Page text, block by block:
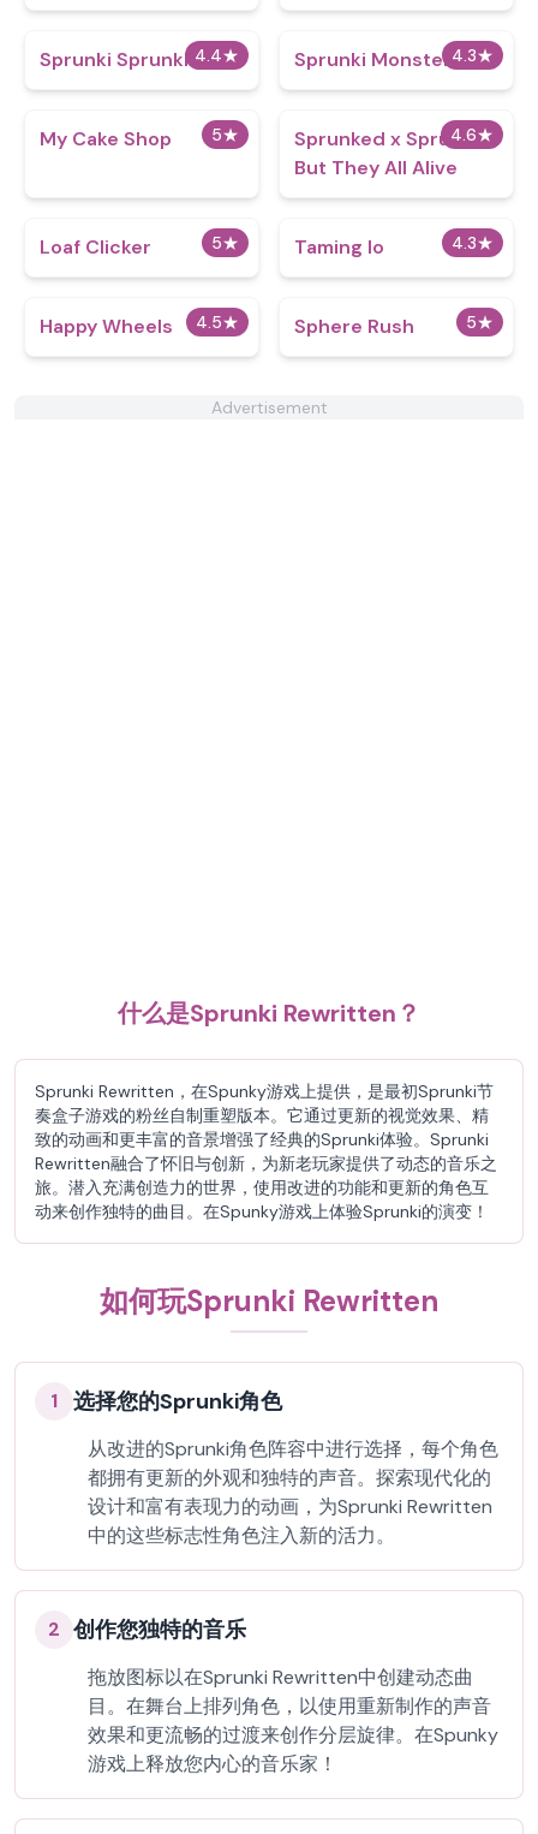
4.4★
Sprunki Sprunkliy 4.3★
Sprunki Monsters
5★
My Cake Shop 4.6★
Sprunked x Sprunki
But They All Alive
5★
Loaf Clicker 4.3★
Taming Io
4.5★
Happy Wheels 5★
Sphere Rush
Advertisement
什么是Sprunki Rewritten？
Sprunki Rewritten，在Spunky游戏上提供，是最初Sprunki节
奏盒子游戏的粉丝自制重塑版本。它通过更新的视觉效果、精
致的动画和更丰富的音景增强了经典的Sprunki体验。Sprunki
Rewritten融合了怀旧与创新，为新老玩家提供了动态的音乐之
旅。潜入充满创造力的世界，使用改进的功能和更新的角色互
动来创作独特的曲目。在Spunky游戏上体验Sprunki的演变！
如何玩Sprunki Rewritten
1 选择您的Sprunki角色
从改进的Sprunki角色阵容中进行选择，每个角色
都拥有更新的外观和独特的声音。探索现代化的
设计和富有表现力的动画，为Sprunki Rewritten
中的这些标志性角色注入新的活力。
2 创作您独特的音乐
拖放图标以在Sprunki Rewritten中创建动态曲
目。在舞台上排列角色，以使用重新制作的声音
效果和更流畅的过渡来创作分层旋律。在Spunky
游戏上释放您内心的音乐家！